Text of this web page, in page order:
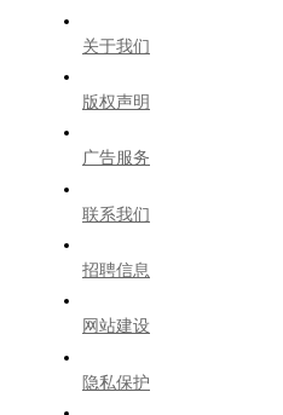
关于我们
版权声明
广告服务
联系我们
招聘信息
网站建设
隐私保护